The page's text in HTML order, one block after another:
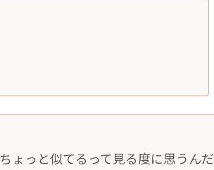
ょっと似てるって見る度に思うんだ